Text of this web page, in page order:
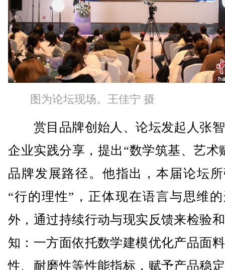
图为论坛现场。王佳宁 摄
赏目品牌创始人、论坛发起人张
企业实践分享，提出“数学筑基、艺术
品牌发展路径。他指出，本届论坛
“行的理性”，正体现在语言与思维
外，通过持续行动与现实反馈来检验
知：一方面依托数学建模优化产品面
性、耐磨性等性能指标，赋予产品稳